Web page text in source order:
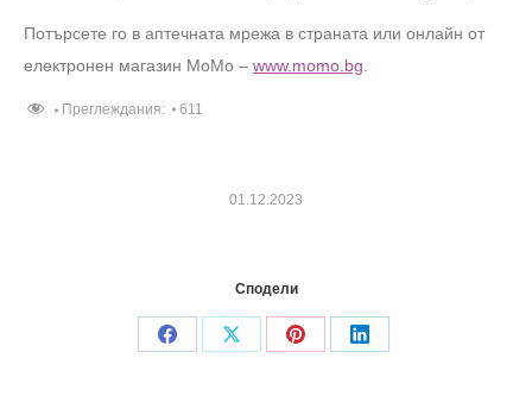
Потърсете го в аптечната мрежа в страната или онлайн от
електронен магазин МоМо – www.momo.bg
Преглеждания: 611
01.12.2023
Сподели
Share
Share
Share
Share